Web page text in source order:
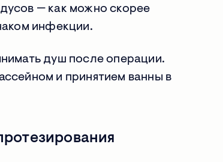
— как можно скорее
инфекции.
душ после операции.
и принятием ванны в